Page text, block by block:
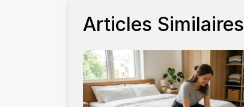
Articles Similaires